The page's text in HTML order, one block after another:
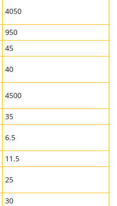
4050
950
45
40
4500
35
6.5
11.5
25
30